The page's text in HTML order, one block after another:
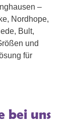
–
Nordhope,
Bult,
und
für
bei uns